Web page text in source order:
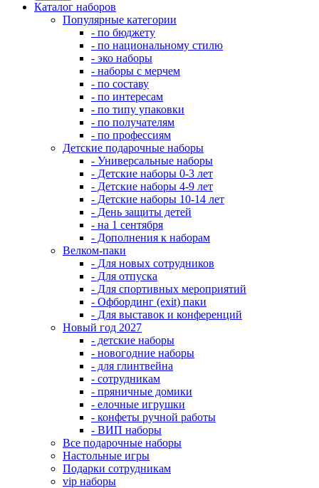
Каталог наборов
Популярные категории
- по бюджету
- по национальному стилю
- эко наборы
- наборы с мерчем
- по составу
- по интересам
- по типу упаковки
- по получателям
- по профессиям
Детские подарочные наборы
- Универсальные наборы
- Детские наборы 0-3 лет
- Детские наборы 4-9 лет
- Детские наборы 10-14 лет
- День защиты детей
- на 1 сентября
- Дополнения к наборам
Велком-паки
- Для новых сотрудников
- Для отпуска
- Для спортивных мероприятий
- Офбординг (exit) паки
- Для выставок и конференций
Новый год 2027
- детские наборы
- новогодние наборы
- для глинтвейна
- сотрудникам
- пряничные домики
- елочные игрушки
- конфеты ручной работы
- ВИП наборы
Все подарочные наборы
Настольные игры
Подарки сотрудникам
vip наборы